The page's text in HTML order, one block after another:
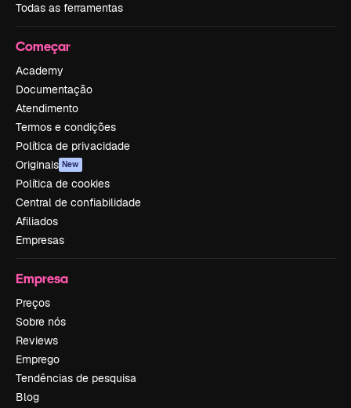
Todas as ferramentas
Começar
Academy
Documentação
Atendimento
Termos e condições
Política de privacidade
Originais New
Política de cookies
Central de confiabilidade
Afiliados
Empresas
Empresa
Preços
Sobre nós
Reviews
Emprego
Tendências de pesquisa
Blog